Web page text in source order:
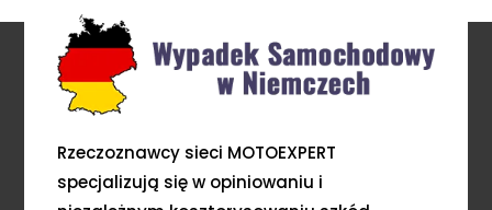
Rzeczoznawcy sieci MOTOEXPERT
specjalizują się w opiniowaniu i